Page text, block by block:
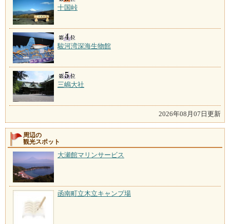
十国峠
駿河湾深海生物館
三嶋大社
2026年08月07日更新
周辺の
観光スポット
大瀬館マリンサービス
函南町立木立キャンプ場